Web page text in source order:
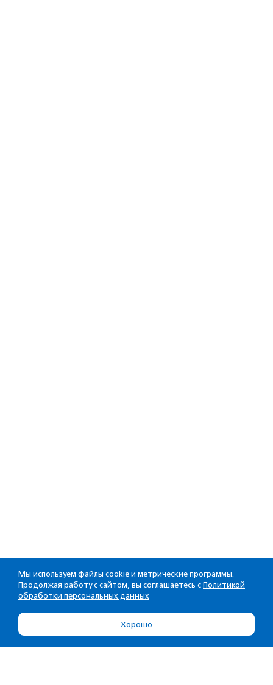
Мы используем файлы cookie и метрические программы.
Продолжая работу с сайтом, вы соглашаетесь с Политикой
обработки персональных данных
Хорошо